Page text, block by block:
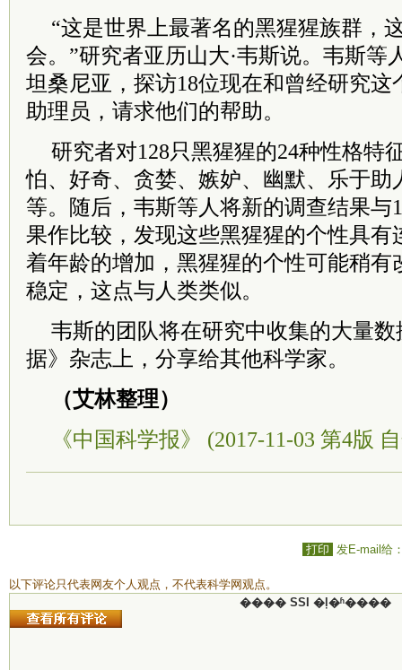
“这是世界上最著名的黑猩猩族群，
会。”研究者亚历山大·韦斯说。韦斯等
坦桑尼亚，探访18位现在和曾经研究这
助理员，请求他们的帮助。
研究者对128只黑猩猩的24种性格特
怕、好奇、贪婪、嫉妒、幽默、乐于助
等。随后，韦斯等人将新的调查结果与
果作比较，发现这些黑猩猩的个性具有
着年龄的增加，黑猩猩的个性可能稍有
稳定，这点与人类类似。
韦斯的团队将在研究中收集的大量
据》杂志上，分享给其他科学家。
（艾林整理）
《中国科学报》 (2017-11-03 第4版
打印 发E-mail给
以下评论只代表网友个人观点，不代表科学网观点。
���� SSI �ļ�ʱ����